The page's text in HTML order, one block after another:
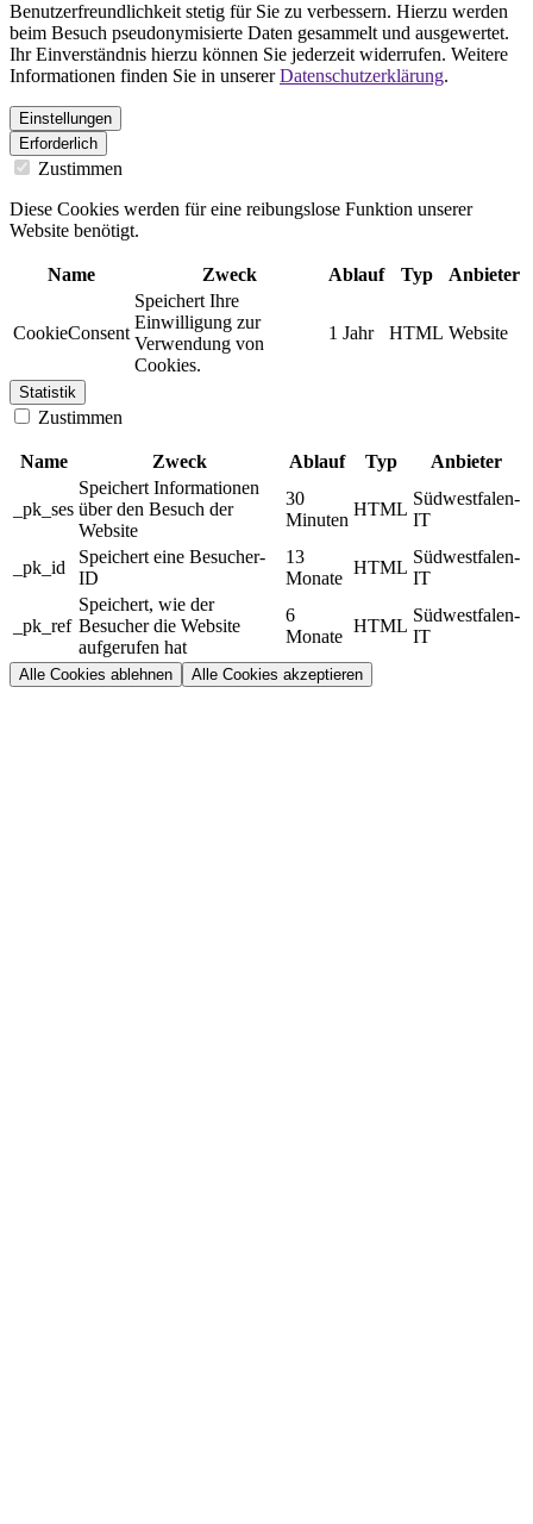
Benutzerfreundlichkeit stetig für Sie zu verbessern. Hierzu werden
beim Besuch pseudonymisierte Daten gesammelt und ausgewertet.
Ihr Einverständnis hierzu können Sie jederzeit widerrufen. Weitere
Informationen finden Sie in unsererDatenschutzerklärung.
Einstellungen
Erforderlich
Zustimmen
Diese Cookies werden für eine reibungslose Funktion unserer
Website benötigt.
Name Zweck Ablauf Typ Anbieter
CookieConsent
Speichert Ihre
Einwilligung zur
Verwendung von
Cookies.
1 Jahr HTML Website
Statistik
Zustimmen
Name Zweck Ablauf Typ Anbieter
_pk_ses
Speichert Informationen
über den Besuch der
Website
30
Minuten
HTML
Südwestfalen-
IT
_pk_id
Speichert eine Besucher-
ID
13
Monate
HTML
Südwestfalen-
IT
_pk_ref
Speichert, wie der
Besucher die Website
aufgerufen hat
6
Monate
HTML
Südwestfalen-
IT
Alle Cookies ablehnen Alle Cookies akzeptieren